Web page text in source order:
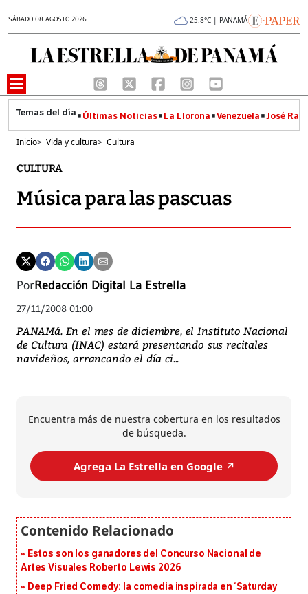
SÁBADO 08 AGOSTO 2026 25.8°C | PANAMÁ
Últimas Noticias La Llorona Venezuela José
Inicio> Vida y cultura> Cultura
CULTURA
Música para las pascuas
PorRedacción Digital La Estrella
27/11/2008 01:00
PANAMá. En el mes de diciembre, el Instituto Nacional
de Cultura (INAC) estará presentando sus recitales
navideños, arrancando el día ci...
Encuentra más de nuestra cobertura en los resultados
de búsqueda.
Agrega La Estrella en Google ↗️
Estos son los ganadores del Concurso Nacional de
Artes Visuales Roberto Lewis 2026
Deep Fried Comedy: la comedia inspirada en ‘Saturday